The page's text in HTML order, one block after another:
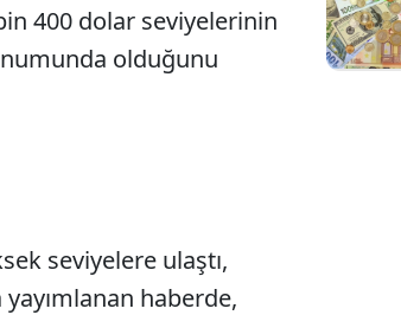
400 dolar seviyelerinin
olduğunu
seviyelere ulaştı,
yayımlanan haberde,